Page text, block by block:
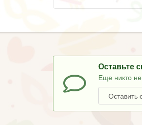
Оставьте
Еще никто
Оставить